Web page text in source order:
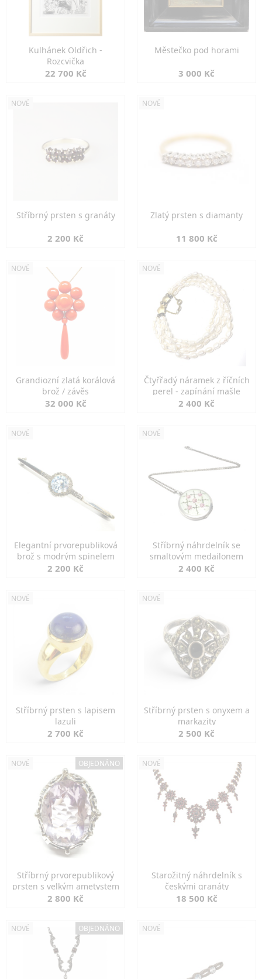
Kulhánek Oldřich -
Rozcvička
22 700 Kč
Městečko pod horami
3 000 Kč
NOVÉ
Stříbrný prsten s granáty
2 200 Kč
NOVÉ
Zlatý prsten s diamanty
11 800 Kč
NOVÉ
Grandiozní zlatá korálová
brož / závěs
32 000 Kč
NOVÉ
Čtyřřadý náramek z říčních
perel - zapínání mašle
2 400 Kč
NOVÉ
Elegantní prvorepubliková
brož s modrým spinelem
2 200 Kč
NOVÉ
Stříbrný náhrdelník se
smaltovým medailonem
2 400 Kč
NOVÉ
Stříbrný prsten s lapisem
lazuli
2 700 Kč
NOVÉ
Stříbrný prsten s onyxem a
markazity
2 500 Kč
NOVÉ OBJEDNÁNO
Stříbrný prvorepublikový
prsten s velkým ametystem
2 800 Kč
NOVÉ
Starožitný náhrdelník s
českými granáty
18 500 Kč
NOVÉ OBJEDNÁNO NOVÉ